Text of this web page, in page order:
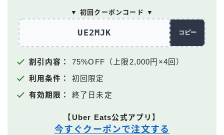
▼ 初回クーポンコード ▼
UE2MJK コピー
割引内容： 75%OFF（上限2,000円×4回）
利用条件： 初回限定
有効期限： 終了日未定
【Uber Eats公式アプリ】
今すぐクーポンで注文する